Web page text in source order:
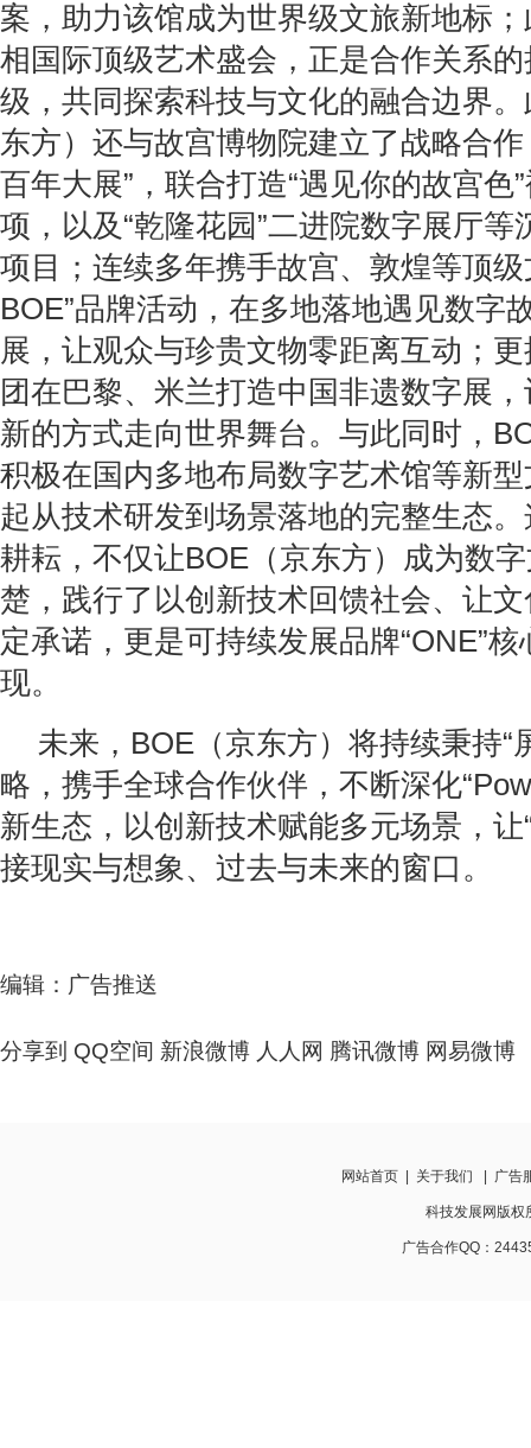
案，助力该馆成为世界级文旅新地标
相国际顶级艺术盛会，正是合作关系
级，共同探索科技与文化的融合边界
东方）还与故宫博物院建立了战略合作
百年大展”，联合打造“遇见你的故宫色
项，以及“乾隆花园”二进院数字展厅等
项目；连续多年携手故宫、敦煌等顶级
BOE”品牌活动，在多地落地遇见数字
展，让观众与珍贵文物零距离互动；
团在巴黎、米兰打造中国非遗数字展
新的方式走向世界舞台。与此同时，
积极在国内多地布局数字艺术馆等新
起从技术研发到场景落地的完整生态
耕耘，不仅让BOE（京东方）成为数
楚，践行了以创新技术回馈社会、让文
定承诺，更是可持续发展品牌“ONE”
现。
未来，BOE（京东方）将持续秉持“
略，携手全球合作伙伴，不断深化
新生态，以创新技术赋能多元场景，让
接现实与想象、过去与未来的窗口。
编辑：广告推送
分享到 QQ空间 新浪微博 人人网 腾讯微博 网易微博
网站首页 关于我们 广告
科技发展网版
广告合作QQ：